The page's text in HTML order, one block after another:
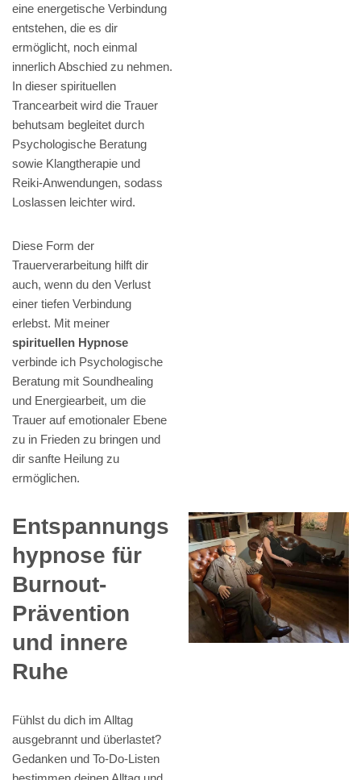
eine energetische Verbindung
entstehen, die es dir
ermöglicht, noch einmal
innerlich Abschied zu nehmen.
In dieser spirituellen
Trancearbeit wird die Trauer
behutsam begleitet durch
Psychologische Beratung
sowie Klangtherapie und
Reiki-Anwendungen, sodass
Loslassen leichter wird.
Diese Form der
Trauerverarbeitung hilft dir
auch, wenn du den Verlust
einer tiefen Verbindung
erlebst. Mit meiner
spirituellen Hypnose
verbinde ich Psychologische
Beratung mit Soundhealing
und Energiearbeit, um die
Trauer auf emotionaler Ebene
zu in Frieden zu bringen und
dir sanfte Heilung zu
ermöglichen.
Entspannungs
hypnose für
Burnout-
Prävention
und innere
Ruhe
Fühlst du dich im Alltag
ausgebrannt und überlastet?
Gedanken und To-Do-Listen